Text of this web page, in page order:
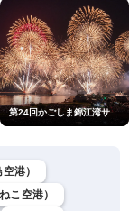
第24回かごしま錦江湾サマーナイト大花火大会
港）
こ空港）